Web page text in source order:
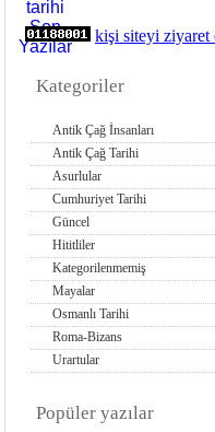
kişi siteyi ziyaret
Kategoriler
Antik Çağ İnsanları
Antik Çağ Tarihi
Asurlular
Cumhuriyet Tarihi
Güncel
Hititliler
Kategorilenmemiş
Mayalar
Osmanlı Tarihi
Roma-Bizans
Urartular
Popüler yazılar